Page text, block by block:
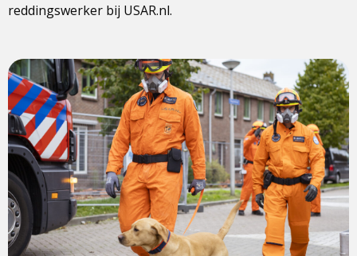
reddingswerker bij USAR.nl.
View
photo